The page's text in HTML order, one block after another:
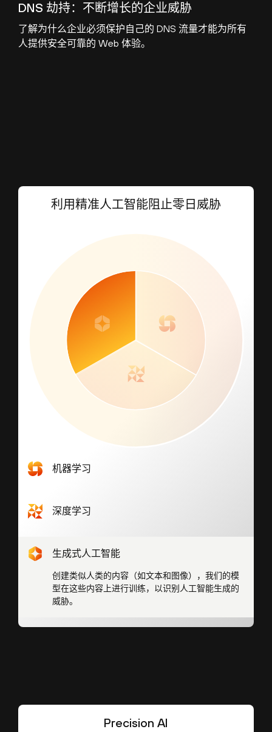
DNS 劫持：不断增长的企业威胁
了解为什么企业必须保护自己的 DNS 流量才能为所有
人提供安全可靠的 Web 体验。
利用精准人工智能阻止零日威胁
机器学习
和阻止恶意威胁。
深度学习
集，以识别抽象模式并检测不断变化的威胁。
生成式人工智能
创建类似人类的内容（如文本和图像），我们的模
型在这些内容上进行训练，以识别人工智能生成的
威胁。
Precision AI